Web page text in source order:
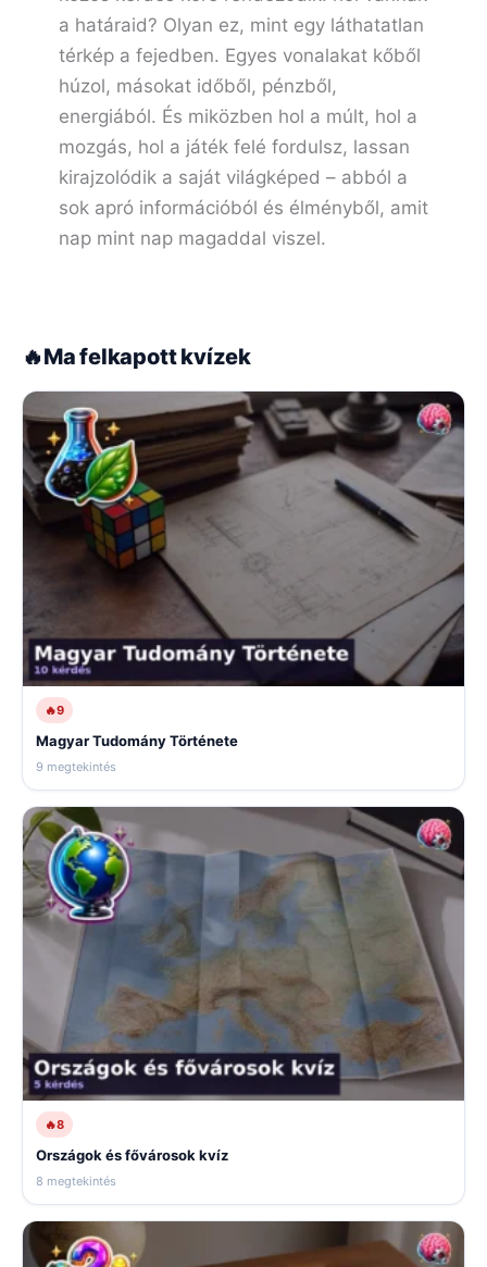
a határaid? Olyan ez, mint egy láthatatlan
térkép a fejedben. Egyes vonalakat kőből
húzol, másokat időből, pénzből,
energiából. És miközben hol a múlt, hol a
mozgás, hol a játék felé fordulsz, lassan
kirajzolódik a saját világképed – abból a
sok apró információból és élményből, amit
nap mint nap magaddal viszel.
🔥Ma felkapott kvízek
🔥9
Magyar Tudomány Története
9 megtekintés
🔥8
Országok és fővárosok kvíz
8 megtekintés